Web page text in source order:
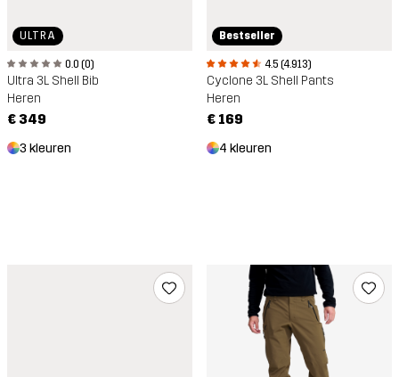
ULTRA
0.0 (0)
Ultra 3L Shell Bib
Heren
€ 349
3 kleuren
Bestseller
4.5 (4.913)
Cyclone 3L Shell Pants
Heren
€ 169
4 kleuren